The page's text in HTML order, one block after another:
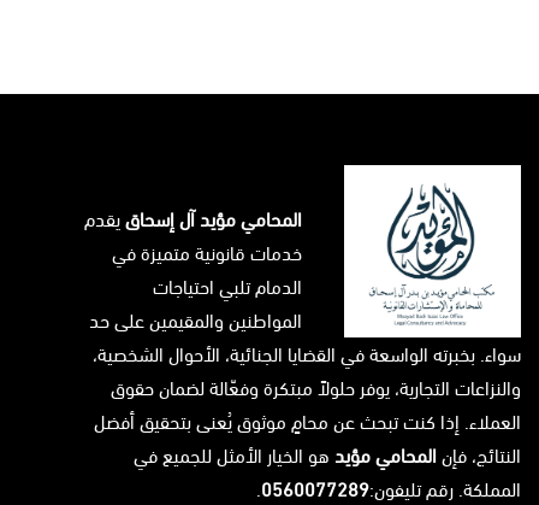
المحامي مؤيد آل إسحاقيقدم
خدمات قانونية متميزة في
الدمام تلبي احتياجات
المواطنين والمقيمين على حد
سواء. بخبرته الواسعة في القضايا الجنائية، الأحوال الشخصية،
والنزاعات التجارية، يوفر حلولاً مبتكرة وفعّالة لضمان حقوق
العملاء. إذا كنت تبحث عن محامٍ موثوق يُعنى بتحقيق أفضل
النتائج، فإنالمحامي مؤيد هو الخيار الأمثل للجميع في
المملكة. رقم تليفون:0560077289
.